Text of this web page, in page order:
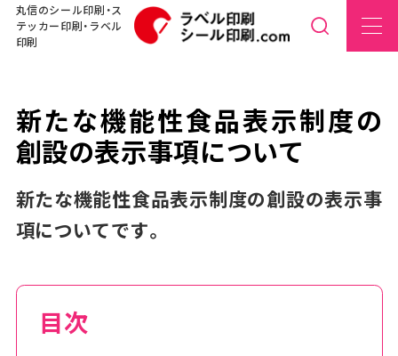
丸信のシール印刷・ス
テッカー印刷・ラベル
印刷
新たな機能性食品表示制度の
創設の表示事項について
新たな機能性食品表示制度の創設の表示事
項についてです。
目次